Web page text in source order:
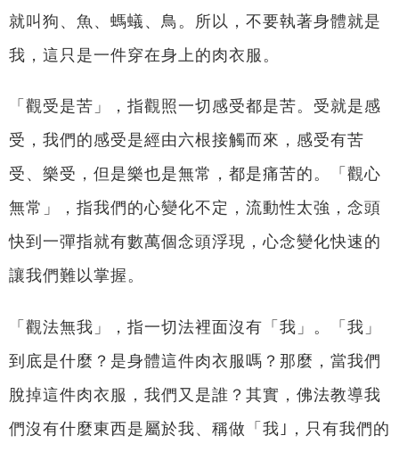
就叫狗、魚、螞蟻、鳥。所以，不要執著身體就是
我，這只是一件穿在身上的肉衣服。
「觀受是苦」，指觀照一切感受都是苦。受就是感
受，我們的感受是經由六根接觸而來，感受有苦
受、樂受，但是樂也是無常，都是痛苦的。「觀心
無常」，指我們的心變化不定，流動性太強，念頭
快到一彈指就有數萬個念頭浮現，心念變化快速的
讓我們難以掌握。
「觀法無我」，指一切法裡面沒有「我」。「我」
到底是什麼？是身體這件肉衣服嗎？那麼，當我們
脫掉這件肉衣服，我們又是誰？其實，佛法教導我
們沒有什麼東西是屬於我、稱做「我｣，只有我們的